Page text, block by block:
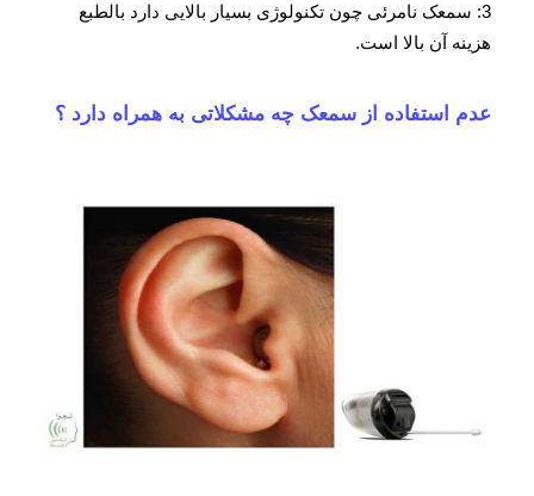
3: سمعک نامرئی چون تکنولوژی بسیار بالایی دارد بالطبع
هزینه آن بالا است.
عدم استفاده از سمعک چه مشکلاتی به همراه دارد ؟